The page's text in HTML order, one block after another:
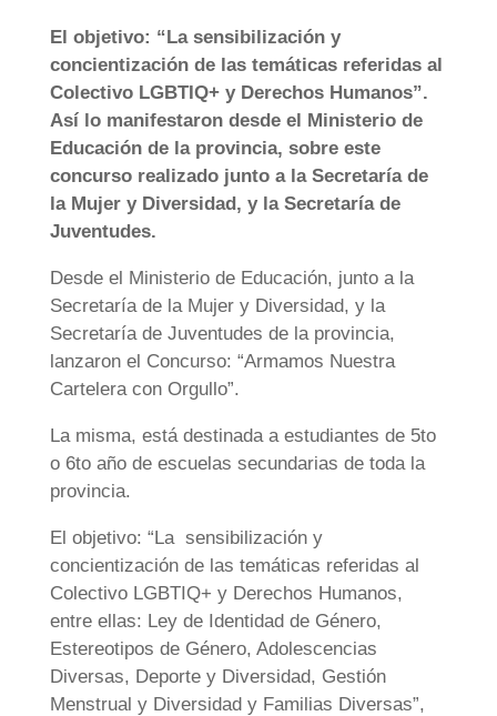
El objetivo: “La sensibilización y
concientización de las temáticas referidas al
Colectivo LGBTIQ+ y Derechos Humanos”.
Así lo manifestaron desde el Ministerio de
Educación de la provincia, sobre este
concurso realizado junto a la Secretaría de
la Mujer y Diversidad, y la Secretaría de
Juventudes.
Desde el Ministerio de Educación, junto a la
Secretaría de la Mujer y Diversidad, y la
Secretaría de Juventudes de la provincia,
lanzaron el Concurso: “Armamos Nuestra
Cartelera con Orgullo”.
La misma, está destinada a estudiantes de 5to
o 6to año de escuelas secundarias de toda la
provincia.
El objetivo: “La sensibilización y
concientización de las temáticas referidas al
Colectivo LGBTIQ+ y Derechos Humanos,
entre ellas: Ley de Identidad de Género,
Estereotipos de Género, Adolescencias
Diversas, Deporte y Diversidad, Gestión
Menstrual y Diversidad y Familias Diversas”,